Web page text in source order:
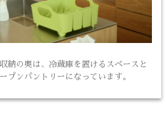
納の奥は、冷蔵庫を置けるスペースと
プンパントリーになっています。